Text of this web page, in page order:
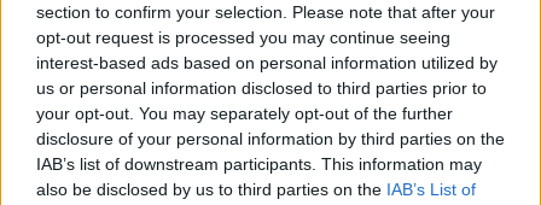
section to confirm your selection. Please note that after your
opt-out request is processed you may continue seeing
interest-based ads based on personal information utilized by
us or personal information disclosed to third parties prior to
your opt-out. You may separately opt-out of the further
disclosure of your personal information by third parties on the
IAB’s list of downstream participants. This information may
also be disclosed by us to third parties on the IAB’s List of
Ο επιχειρηματίας από τη Μήλο που
κατέγραψε το περιστατικό μίλησε στον
ΣΚΑΪ και περιέγραψε τι είδε στην
παραλία
Νέα λεωφόρος στον Βοτανικό:
Πόσες λωρίδες θα έχει και
πότε παραδίδεται